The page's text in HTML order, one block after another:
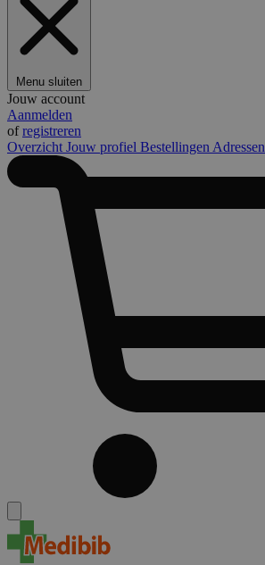
Menu sluiten
Jouw account
Aanmelden
ofregistreren
Overzicht Jouw profiel Bestellingen Adressen